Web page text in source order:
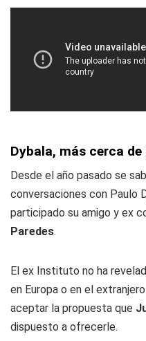
Dybala, más cerca de
Desde el año pasado se
conversaciones con Paulo
participado su amigo y ex
Paredes.
El ex Instituto no ha
en Europa o en el
aceptar la propuesta que
dispuesto a ofrecerle.